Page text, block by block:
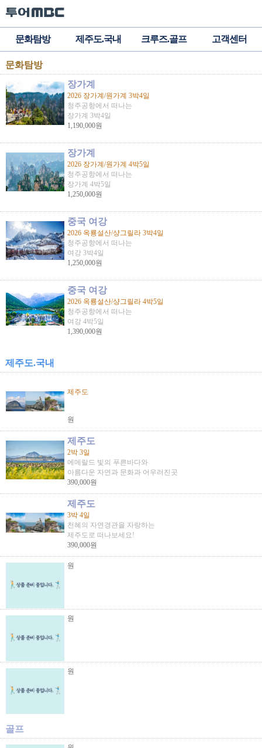
문화탐방 제주도.국내 크루즈.골프 고객센터
문화탐방
장가계
2026 장가계/원가계 3박4일
청주공항에서 떠나는
장가계 3박4일
1,190,000원
장가계
2026 장가계/원가계 4박5일
청주공항에서 떠나는
장가계 4박5일
1,250,000원
중국 여강
2026 옥룡설산/샹그릴라 3박4일
청주공항에서 떠나는
여강 3박4일
1,250,000원
중국 여강
2026 옥룡설산/샹그릴라 4박5일
청주공항에서 떠나는
여강 4박5일
1,390,000원
제주도.국내
제주도
원
제주도
2박 3일
에메랄드 빛의 푸른바다와
아름다운 자연과 문화과 어우러진곳
390,000원
제주도
3박 4일
천혜의 자연경관을 자랑하는
제주도로 떠나보세요!
390,000원
원
원
원
골프